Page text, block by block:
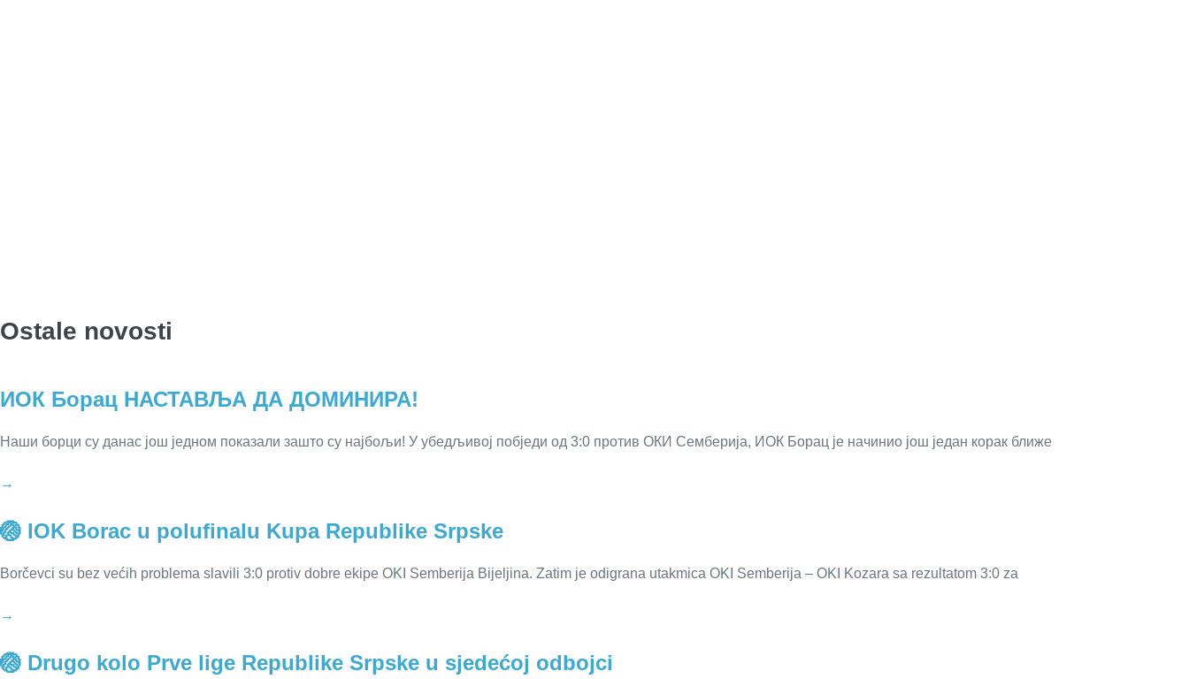
Ostale novosti
ИОК Борац НАСТАВЉА ДА ДОМИНИРА!
Наши борци су данас још једном показали зашто су најбољи! У убедљивој побjеди од 3:0 против ОКИ Семберија, ИОК Борац је начинио још један корак ближе
→
🏐 IOK Borac u polufinalu Kupa Republike Srpske
Borčevci su bez većih problema slavili 3:0 protiv dobre ekipe OKI Semberija Bijeljina. Zatim je odigrana utakmica OKI Semberija – OKI Kozara sa rezultatom 3:0 za
→
🏐 Drugo kolo Prve lige Republike Srpske u sjedećoj odbojci